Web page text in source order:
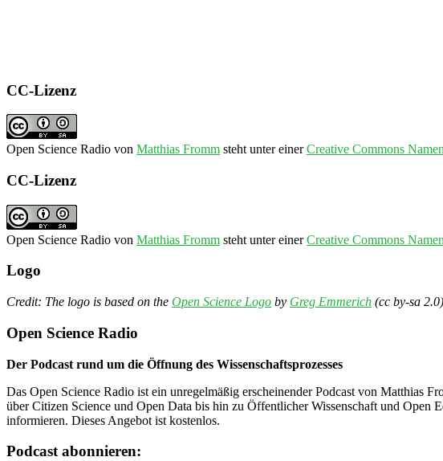
CC-Lizenz
Open Science Radio von Matthias Fromm steht unter einerCreative Commons
CC-Lizenz
Open Science Radio von Matthias Fromm steht unter einerCreative Commons
Logo
Credit: The logo is based on the Open Science Logo by Greg Emmerich (cc by-sa
Open Science Radio
Der Podcast rund um die Öffnung des Wissenschaftsprozesses
Das Open Science Radio ist ein unregelmäßig erscheinender Podcast von Matthias
über Citizen Science und Open Data bis hin zu Öffentlicher Wissenschaft und Open
informieren. Dieses Angebot ist kostenlos.
Podcast abonnieren: